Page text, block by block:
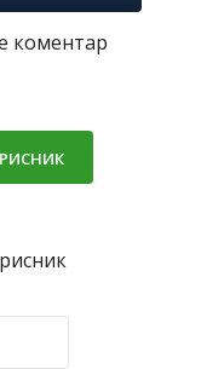
коментар